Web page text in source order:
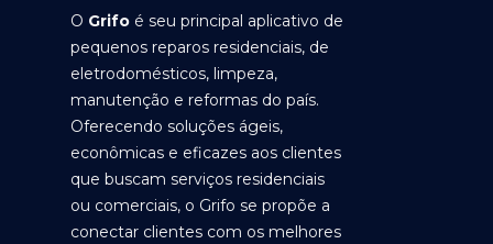
O Grifo é seu principal aplicativo de
pequenos reparos residenciais, de
eletrodomésticos, limpeza,
manutenção e reformas do país.
Oferecendo soluções ágeis,
econômicas e eficazes aos clientes
que buscam serviços residenciais
ou comerciais, o Grifo se propõe a
conectar clientes com os melhores